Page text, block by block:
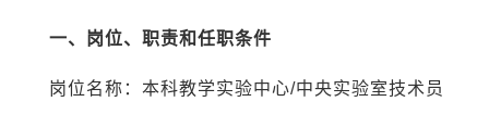
一、岗位、职责和任职条件
岗位名称：本科教学实验中心/中央实验室技术员